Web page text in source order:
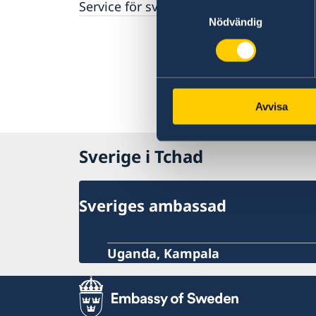
Samtyckesval
Nödvändig
Avvisa
Service för svenska företag
Sverige i Tchad
Sveriges ambassad
Uganda, Kampala